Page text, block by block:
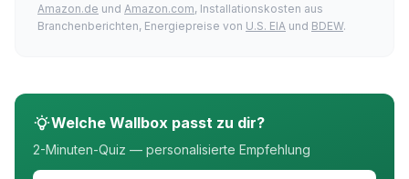
Amazon.de und Amazon.com, Installationskosten aus
Branchenberichten, Energiepreise von U.S. EIA und BDEW.
Welche Wallbox passt zu dir?
2-Minuten-Quiz — personalisierte Empfehlung